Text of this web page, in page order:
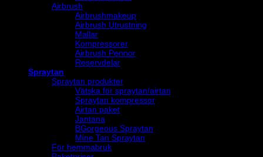
Airbrush
Airbrushmakeup
Airbrush Utrustning
Mallar
Kompressorer
Airbrush Pennor
Reservdelar
Spraytan
Spraytan produkter
Vätska för spraytan/airtan
Spraytan kompressor
Airtan paket
Jantana
BGorgeous Spraytan
Mine Tan Spraytan
För hemmabruk